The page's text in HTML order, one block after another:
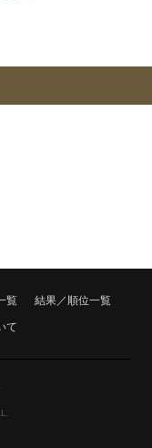
覧 結果／順位一覧
て